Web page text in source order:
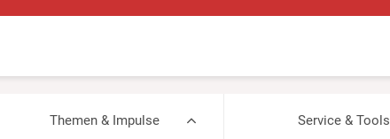
Themen & Impulse Service & Tools